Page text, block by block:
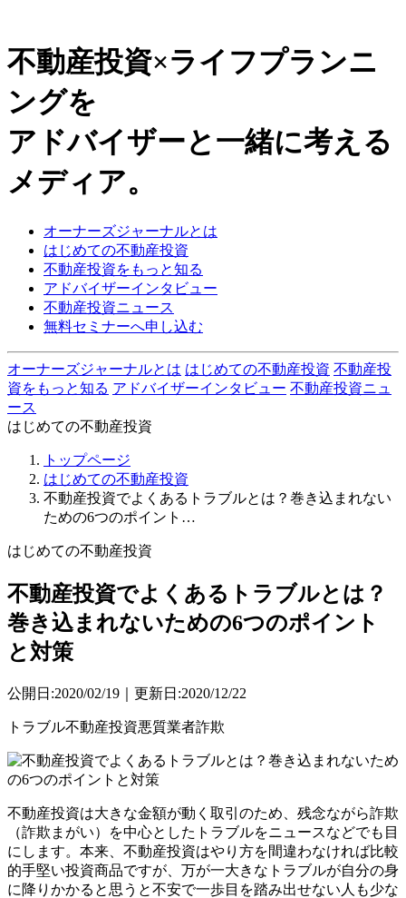
不動産投資×ライフプランニ
ングを
アドバイザーと一緒に考える
メディア。
オーナーズジャーナルとは
はじめての不動産投資
不動産投資をもっと知る
アドバイザーインタビュー
不動産投資ニュース
無料セミナーへ申し込む
オーナーズジャーナルとは はじめての不動産投資 不動産投
資をもっと知る アドバイザーインタビュー 不動産投資ニュ
ース
はじめての不動産投資
トップページ
はじめての不動産投資
不動産投資でよくあるトラブルとは？巻き込まれない
ための6つのポイント…
はじめての不動産投資
不動産投資でよくあるトラブルとは？
巻き込まれないための6つのポイント
と対策
公開日:2020/02/19｜更新日:2020/12/22
トラブル不動産投資悪質業者詐欺
不動産投資は大きな金額が動く取引のため、残念ながら詐欺
（詐欺まがい）を中心としたトラブルをニュースなどでも目
にします。本来、不動産投資はやり方を間違わなければ比較
的手堅い投資商品ですが、万が一大きなトラブルが自分の身
に降りかかると思うと不安で一歩目を踏み出せない人も少な